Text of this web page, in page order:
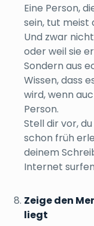
Eine Person,
sein, tut meist
Und zwar
oder weil sie
Sondern aus
Wissen, dass
wird, wenn
Person.
Stell dir vor,
schon früh
deinem
Internet
Zeige den
liegt